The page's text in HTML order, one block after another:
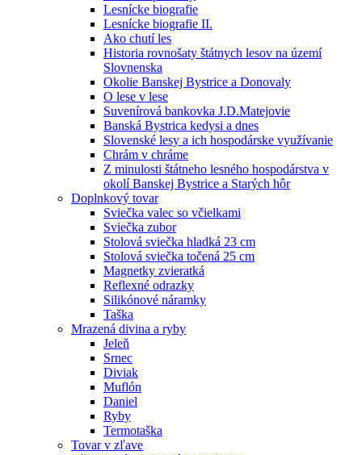
Lesnícke biografie
Lesnícke biografie II.
Ako chutí les
Historia rovnošaty štátnych lesov na území
Slovnenska
Okolie Banskej Bystrice a Donovaly
O lese v lese
Suvenírová bankovka J.D.Matejovie
Banská Bystrica kedysi a dnes
Slovenské lesy a ich hospodárske využívanie
Chrám v chráme
Z minulosti štátneho lesného hospodárstva v
okolí Banskej Bystrice a Starých hôr
Doplnkový tovar
Sviečka valec so včielkami
Sviečka zubor
Stolová sviečka hladká 23 cm
Stolová sviečka točená 25 cm
Magnetky zvieratká
Reflexné odrazky
Silikónové náramky
Taška
Mrazená divina a ryby
Jeleň
Srnec
Diviak
Muflón
Daniel
Ryby
Termotaška
Tovar v zľave